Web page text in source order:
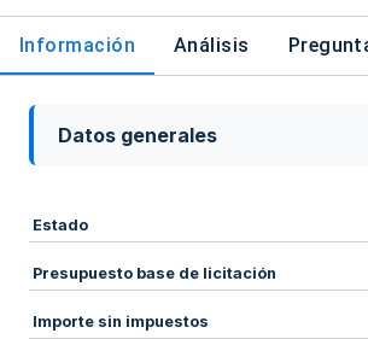
Información Análisis
Datos generales
Estado
Presupuesto base de licitación
Importe sin impuestos